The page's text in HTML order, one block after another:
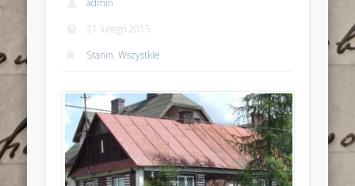
21 lutego 2015
Stanin,Wszystkie